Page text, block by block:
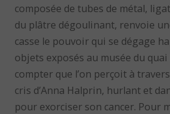
composée de tubes de métal,
du plâtre dégoulinant, renvoie
casse le pouvoir qui se dégage
objets exposés au musée du quai
compter que l’on perçoit à
cris d’Anna Halprin, hurlant et
pour exorciser son cancer. Pour